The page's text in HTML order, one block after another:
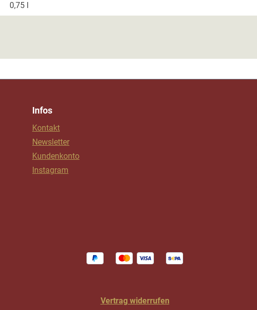
0,75 l
Infos
Kontakt
Newsletter
Kundenkonto
Instagram
Vertrag widerrufen